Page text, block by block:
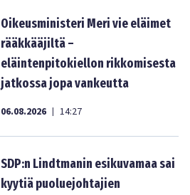
Oikeusministeri Meri vie eläimet
rääkkääjiltä –
eläintenpitokiellon rikkomisesta
jatkossa jopa vankeutta
06.08.2026 | 14:27
SDP:n Lindtmanin esikuvamaa sai
kyytiä puoluejohtajien